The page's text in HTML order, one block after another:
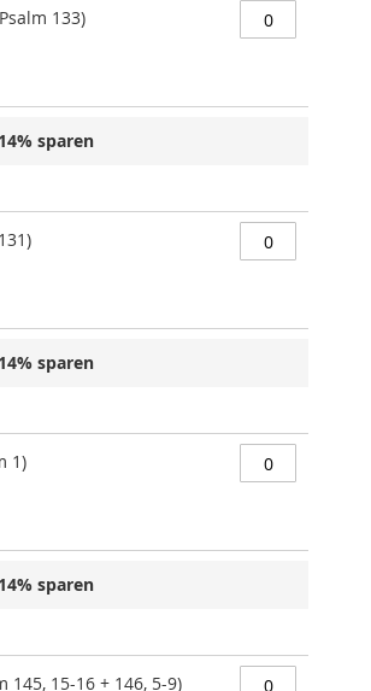
133)
14% sparen
14% sparen
1)
14% sparen
15-16 + 146, 5-9)